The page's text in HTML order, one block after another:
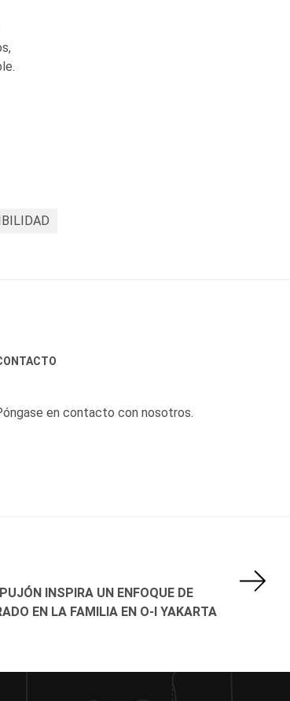
en contacto con nosotros.
INSPIRA UN ENFOQUE DE
EN LA FAMILIA EN O-I YAKARTA